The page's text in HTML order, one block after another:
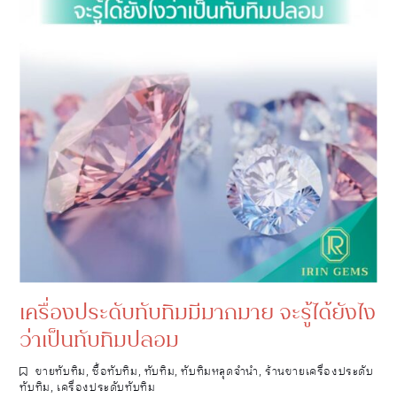
เครื่องประดับทับทิมมีมากมาย จะรู้ได้ยังไง
ว่าเป็นทับทิมปลอม
ขายทับทิม,ซื้อทับทิม, ทับทิม,ทับทิมหลุดจำนำ,ร้านขายเครื่องประดับ
ทับทิม, เครื่องประดับทับทิม